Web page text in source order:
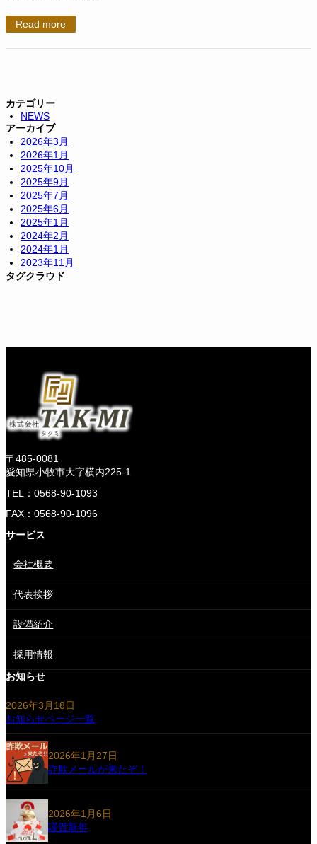
Read more
カテゴリー
NEWS
アーカイブ
2026年3月
2026年1月
2025年10月
2025年9月
2025年7月
2025年6月
2025年1月
2024年2月
2024年1月
2023年11月
タグクラウド
〒485-0081
愛知県小牧市大字横内225-1
TEL：0568-90-1093
FAX：0568-90-1096
サービス
会社概要
代表挨拶
設備紹介
採用情報
お知らせ
グ
ー
プ
ン
ク
2026年3月18日
お知らせページ一覧
2026年1月27日
詐欺メールが来たぞ！
2026年1月6日
謹賀新年